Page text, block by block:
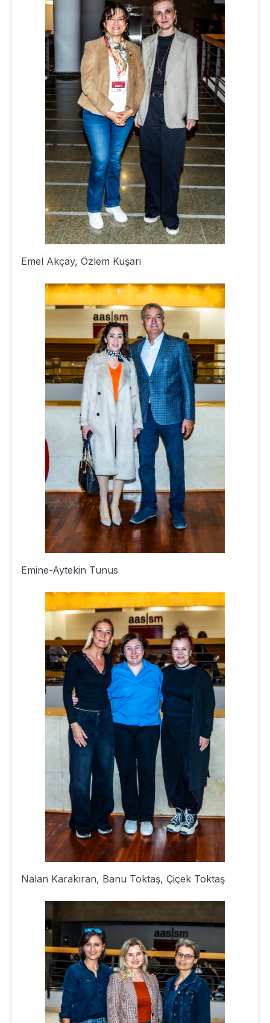
Emel Akçay, Özlem Kuşari
Emine-Aytekin Tunus
Nalan Karakıran, Banu Toktaş, Çiçek Toktaş